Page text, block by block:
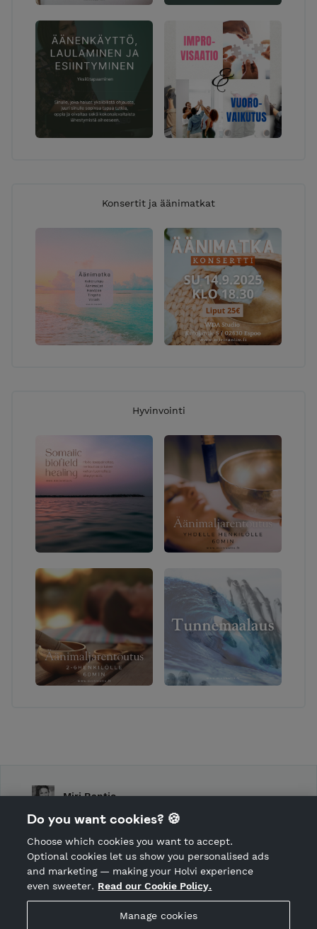
Konsertit ja äänimatkat
Hyvinvointi
Hosted by Holvi
Holvi Payment Services Ltd is regulated by the Financial
Miri Rantio
Shop Terms and Conditions
CANCEL ORDER
Do you want cookies? 🍪
Choose which cookies you want to accept.
Optional cookies let us show you personalised ads
and marketing — making your Holvi experience
even sweeter. Read our Cookie Policy.
Manage cookies